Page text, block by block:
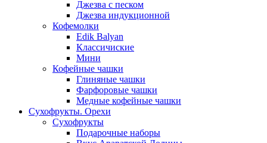
Джезва с песком
Джезва индукционной
Кофемолки
Edik Balyan
Классичиские
Мини
Кофейные чашки
Глиняные чашки
Фарфоровые чашки
Медные кофейные чашки
Сухофрукты. Орехи
Сухофрукты
Подарочные наборы